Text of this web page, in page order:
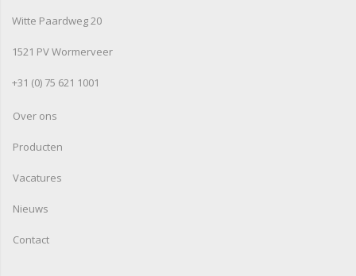
Witte Paardweg 20
1521 PV Wormerveer
+31 (0) 75 621 1001
Over ons
Producten
Vacatures
Nieuws
Contact